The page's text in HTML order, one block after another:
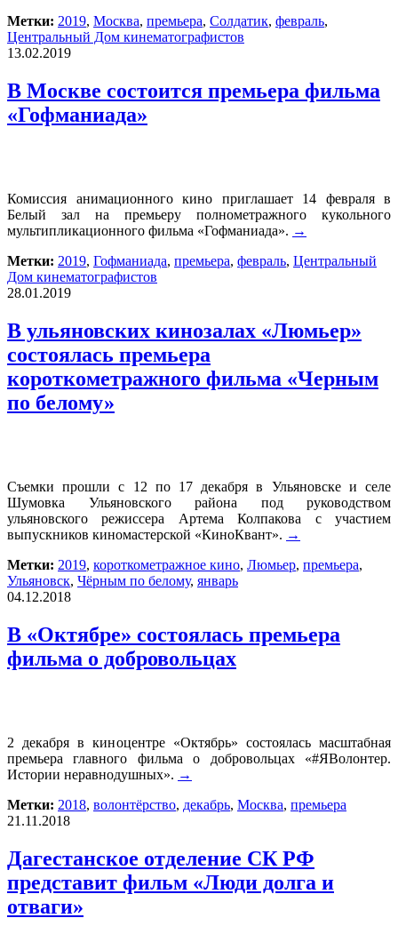
Метки: 2019, Москва, премьера, Солдатик, февраль,
Центральный Дом кинематографистов
13.02.2019
В Москве состоится премьера фильма
«Гофманиада»
Комиссия анимационного кино приглашает 14 февраля в
Белый зал на премьеру полнометражного кукольного
мультипликационного фильма «Гофманиада». →
Метки: 2019, Гофманиада, премьера, февраль, Центральный
Дом кинематографистов
28.01.2019
В ульяновских кинозалах «Люмьер»
состоялась премьера
короткометражного фильма «Черным
по белому»
Съемки прошли с 12 по 17 декабря в Ульяновске и селе
Шумовка Ульяновского района под руководством
ульяновского режиссера Артема Колпакова с участием
выпускников киномастерской «КиноКвант». →
Метки: 2019, короткометражное кино, Люмьер, премьера,
Ульяновск, Чёрным по белому, январь
04.12.2018
В «Октябре» состоялась премьера
фильма о добровольцах
2 декабря в киноцентре «Октябрь» состоялась масштабная
премьера главного фильма о добровольцах «#ЯВолонтер.
Истории неравнодушных». →
Метки: 2018, волонтёрство, декабрь, Москва, премьера
21.11.2018
Дагестанское отделение СК РФ
представит фильм «Люди долга и
отваги»